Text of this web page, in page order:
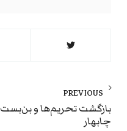
راهبری
نوشته
PREVIOUS
Previous
بازگشت تحریم‌ها و بن‌بست
چابهار